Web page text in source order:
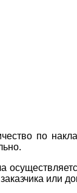
по
или